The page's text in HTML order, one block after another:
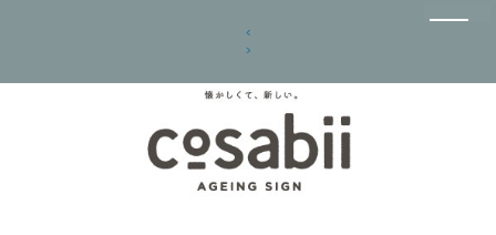
‹
›